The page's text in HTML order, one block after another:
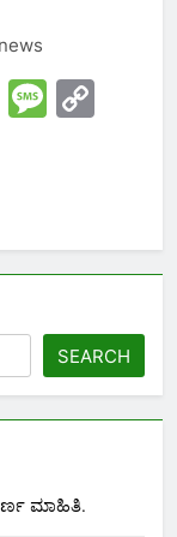
SEARCH
ಮಾಹಿತಿ.